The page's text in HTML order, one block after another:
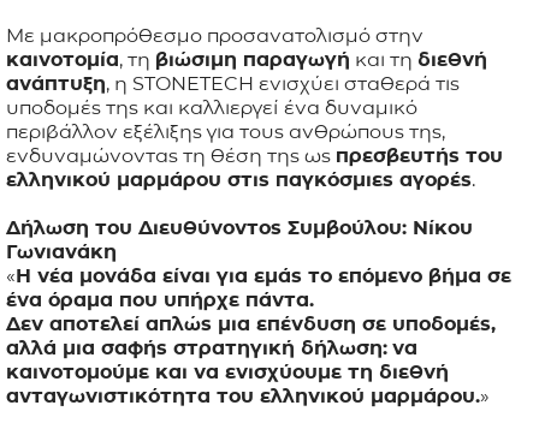
Με μακροπρόθεσμο προσανατολισμό στην
καινοτομία, τη βιώσιμη παραγωγή και τη διεθνή
ανάπτυξη, η STONETECH ενισχύει σταθερά τις
υποδομές της και καλλιεργεί ένα δυναμικό
περιβάλλον εξέλιξης για τους ανθρώπους της,
ενδυναμώνοντας τη θέση της ως πρεσβευτής του
ελληνικού μαρμάρου στις παγκόσμιες αγορές.
Δήλωση του Διευθύνοντος Συμβούλου: Νίκου
Γωνιανάκη
Η νέα μονάδα είναι για εμάς το επόμενο βήμα σε
ένα όραμα που υπήρχε πάντα.
Δεν αποτελεί απλώς μια επένδυση σε υποδομές,
αλλά μια σαφής στρατηγική δήλωση: να
καινοτομούμε και να ενισχύουμε τη διεθνή
ανταγωνιστικότητα του ελληνικού μαρμάρου.